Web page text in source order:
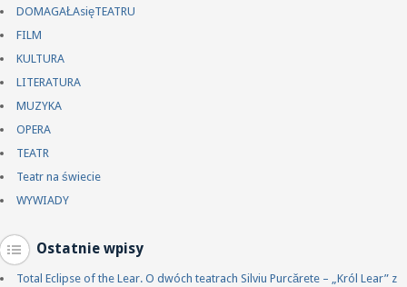
DOMAGAŁAsięTEATRU
FILM
KULTURA
LITERATURA
MUZYKA
OPERA
TEATR
Teatr na świecie
WYWIADY
Ostatnie wpisy
Total Eclipse of the Lear. O dwóch teatrach Silviu Purcărete – „Król Lear” z